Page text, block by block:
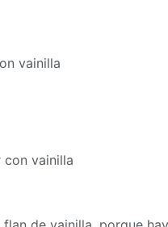
vainilla
con vainilla